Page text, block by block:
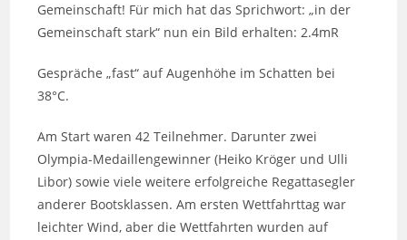
Gemeinschaft! Für mich hat das Sprichwort: „in der
Gemeinschaft stark“ nun ein Bild erhalten: 2.4mR
Gespräche „fast“ auf Augenhöhe im Schatten bei
38°C.
Am Start waren 42 Teilnehmer. Darunter zwei
Olympia-Medaillengewinner (Heiko Kröger und Ulli
Libor) sowie viele weitere erfolgreiche Regattasegler
anderer Bootsklassen. Am ersten Wettfahrttag war
leichter Wind, aber die Wettfahrten wurden auf